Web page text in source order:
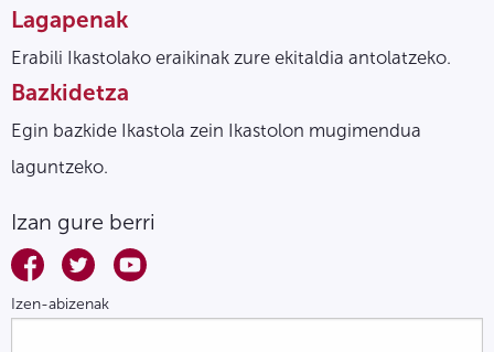
Lagapenak
Erabili Ikastolako eraikinak zure ekitaldia antolatzeko.
Bazkidetza
Egin bazkide Ikastola zein Ikastolon mugimendua
laguntzeko.
Izan gure berri
Izen-abizenak